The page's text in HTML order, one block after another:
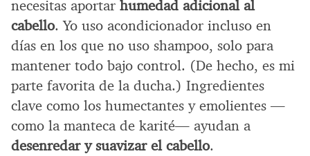
necesitas aportar humedad adicional al
cabello. Yo uso acondicionador incluso en
días en los que no uso shampoo, solo para
mantener todo bajo control. (De hecho, es mi
parte favorita de la ducha.) Ingredientes
clave como los humectantes y emolientes —
como la manteca de karité— ayudan a
desenredar y suavizar el cabello.